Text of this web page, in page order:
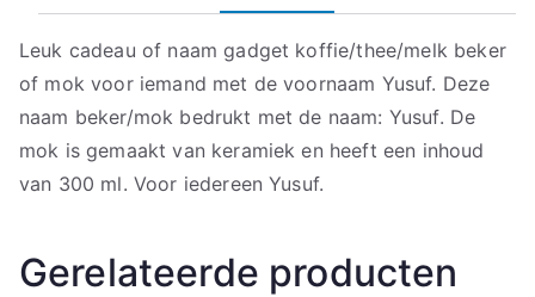
Leuk cadeau of naam gadget koffie/thee/melk beker
of mok voor iemand met de voornaam Yusuf. Deze
naam beker/mok bedrukt met de naam: Yusuf. De
mok is gemaakt van keramiek en heeft een inhoud
van 300 ml. Voor iedereen Yusuf.
Gerelateerde producten